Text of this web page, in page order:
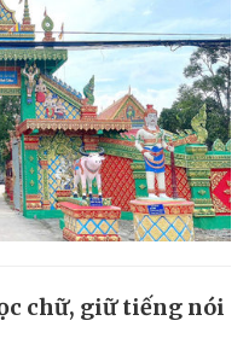
chữ, giữ tiếng nói